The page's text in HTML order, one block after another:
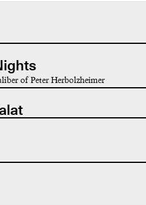
of Peter Herbolzheimer